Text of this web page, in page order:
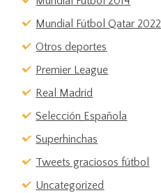
Mundial Fútbol Qatar 2022
Otros deportes
Premier League
Real Madrid
Selección Española
Superhinchas
Tweets graciosos fútbol
Uncategorized